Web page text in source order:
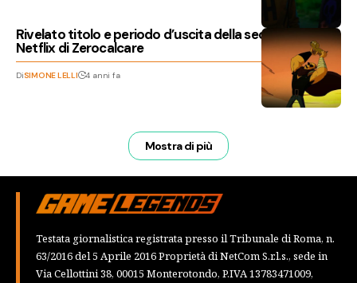
Rivelato titolo e periodo d’uscita della seconda serie
Netflix di Zerocalcare
DiSIMONE LELLI 4 anni fa
Mostra di più
Testata giornalistica registrata presso il Tribunale di Roma, n.
63/2016 del 5 Aprile 2016 Proprietà di NetCom S.r.l.s., sede in
Via Cellottini 38, 00015 Monterotondo, P.IVA 13783471009,